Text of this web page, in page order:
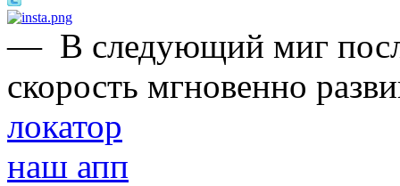
— В следующий миг
скорость мгновенно
локатор
наш апп